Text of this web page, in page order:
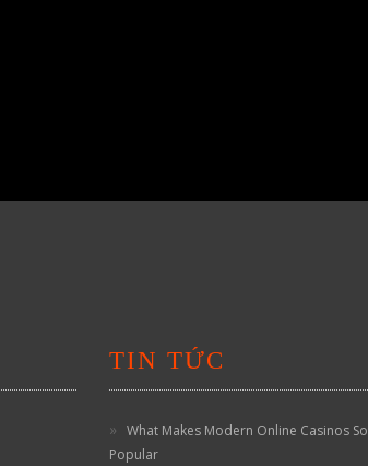
TIN TỨC
What Makes Modern Online Casinos So
Popular